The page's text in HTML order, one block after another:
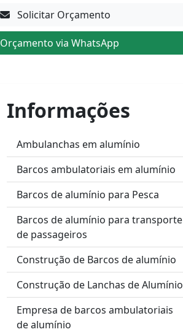
Solicitar Orçamento
Orçamento via WhatsApp
Informações
Ambulanchas em alumínio
Barcos ambulatoriais em alumínio
Barcos de alumínio para Pesca
Barcos de alumínio para transporte
de passageiros
Construção de Barcos de alumínio
Construção de Lanchas de Alumínio
Empresa de barcos ambulatoriais
de alumínio